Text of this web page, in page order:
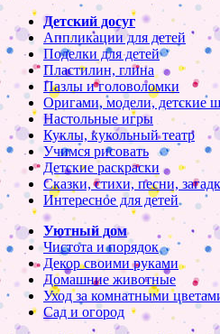
Детский досуг
Аппликации для детей
Поделки для детей
Пластилин, глина
Пазлы и головоломки
Оригами, модели, детские
Настольные игры
Куклы, кукольный театр
Учимся рисовать
Детские раскраски
Сказки, стихи, песни,
Интересное для детей
Уютный дом
Чистота и порядок
Декор своими руками
Домашние животные
Уход за комнатными
Сад и огород